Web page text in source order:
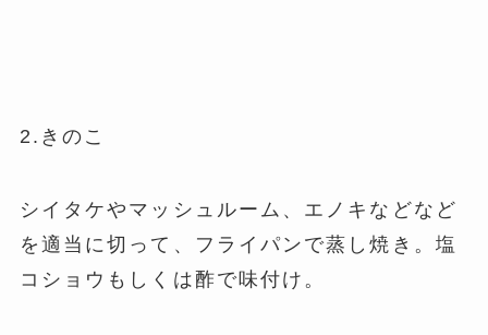
2.きのこ
シイタケやマッシュルーム、エノキなどなど
を適当に切って、フライパンで蒸し焼き。塩
コショウもしくは酢で味付け。